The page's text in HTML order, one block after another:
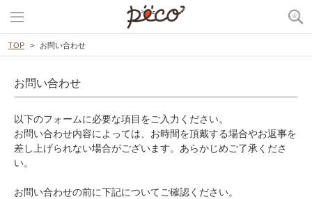
TOP お問い合わせ
お問い合わせ
以下のフォームに必要な項目をご入力ください。
お問い合わせ内容によっては、お時間を頂戴する場合やお返事を
差し上げられない場合がございます。あらかじめご了承くださ
い。
お問い合わせの前に下記についてご確認ください。